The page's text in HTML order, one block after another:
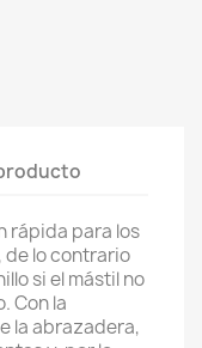
rápida para los
de lo contrario
si el mástil no
Con la
la abrazadera,